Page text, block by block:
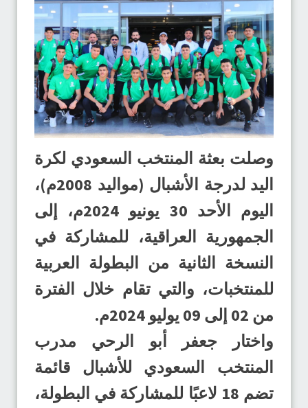
وصلت بعثة المنتخب السعودي لكرة
اليد لدرجة الأشبال (مواليد 2008م)،
اليوم الأحد 30 يونيو 2024م، إلى
الجمهورية العراقية، للمشاركة في
النسخة الثانية من البطولة العربية
للمنتخبات، والتي تقام خلال الفترة
من 02 إلى 09 يوليو 2024م.
واختار جعفر أبو الرحي مدرب
المنتخب السعودي للأشبال قائمة
تضم 18 لاعبًا للمشاركة في البطولة،